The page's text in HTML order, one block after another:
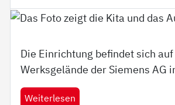
Die Einrichtung befindet sich
Werksgelände der Siemens AG
Weiterlesen